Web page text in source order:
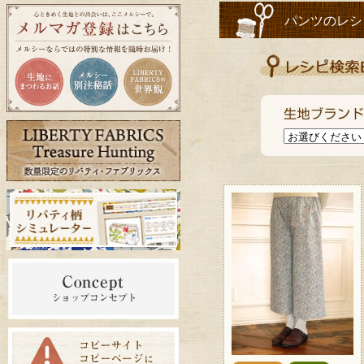
パンツのレ